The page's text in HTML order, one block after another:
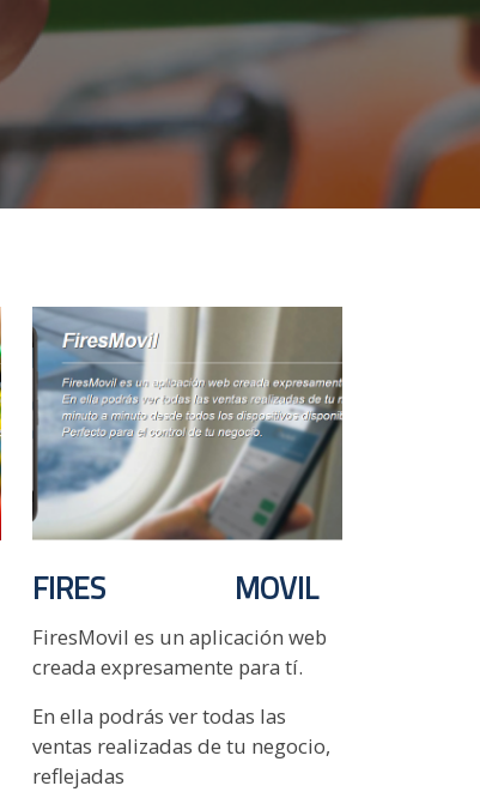
FIRES MOVIL
FiresMovil es un aplicación web
creada expresamente para tí.
En ella podrás ver todas las
ventas realizadas de tu negocio,
reflejadas